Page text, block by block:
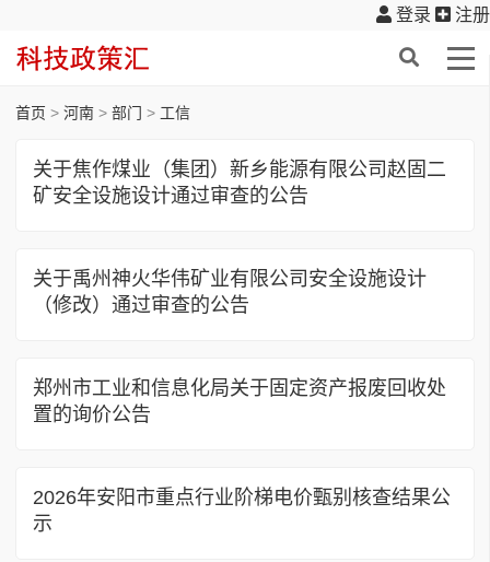
登录 注册
首页 > 河南 > 部门 > 工信
关于焦作煤业（集团）新乡能源有限公司赵固二
矿安全设施设计通过审查的公告
关于禹州神火华伟矿业有限公司安全设施设计
（修改）通过审查的公告
郑州市工业和信息化局关于固定资产报废回收处
置的询价公告
2026年安阳市重点行业阶梯电价甄别核查结果公
示